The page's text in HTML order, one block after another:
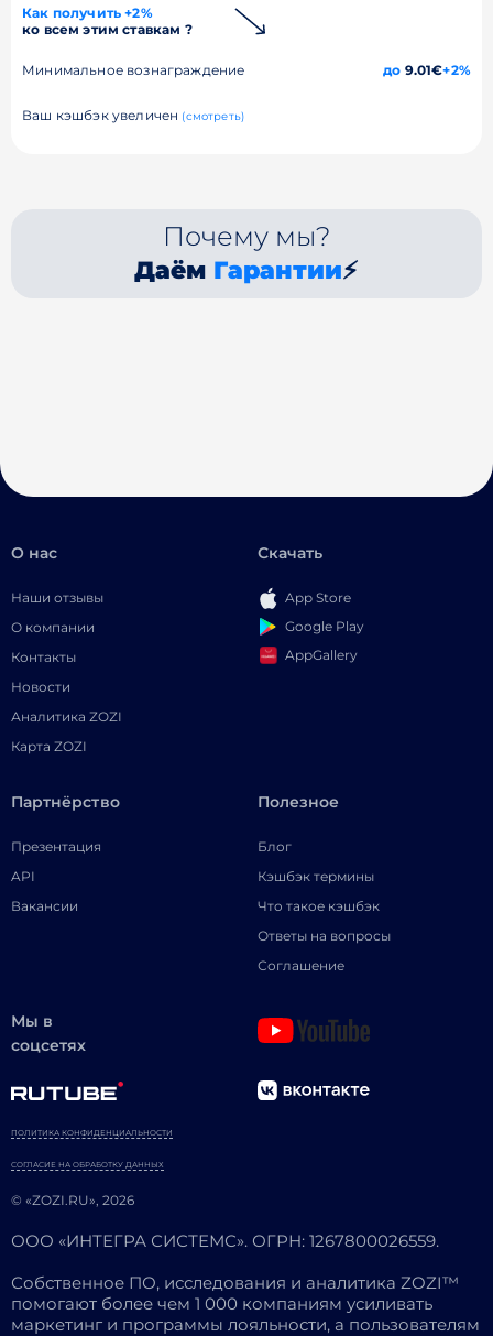
Как получить +2%
ко всем этим ставкам ?
Минимальное вознаграждение до 9.01€+2%
Ваш кэшбэк увеличен (смотреть)
Почему мы?
Даём Гарантии⚡
О нас
Наши отзывы
О компании
Контакты
Новости
Аналитика ZOZI
Карта ZOZI
Скачать
App Store
Google Play
AppGallery
Партнёрство
Презентация
API
Вакансии
Полезное
Блог
Кэшбэк термины
Что такое кэшбэк
Ответы на вопросы
Соглашение
Мы в
соцсетях
© «ZOZI.RU», 2026
ПОЛИТИКА КОНФИДЕНЦИАЛЬНОСТИ
СОГЛАСИЕ НА ОБРАБОТКУ ДАННЫХ
ООО «ИНТЕГРА СИСТЕМС». ОГРН: 1267800026559.
Собственное ПО, исследования и аналитика ZOZI™
помогают более чем 1 000 компаниям усиливать
маркетинг и программы лояльности, а пользователям